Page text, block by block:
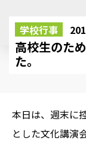
学校行事
高校生のた
た。
本日は、週末に
とした文化講演